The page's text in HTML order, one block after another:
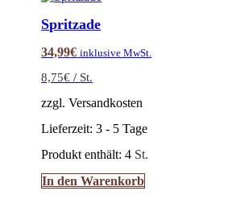
Spritzade
34,99€ inklusive MwSt.
8,75€ / St.
zzgl. Versandkosten
Lieferzeit:3 - 5 Tage
Produkt enthält: 4 St.
In den Warenkorb